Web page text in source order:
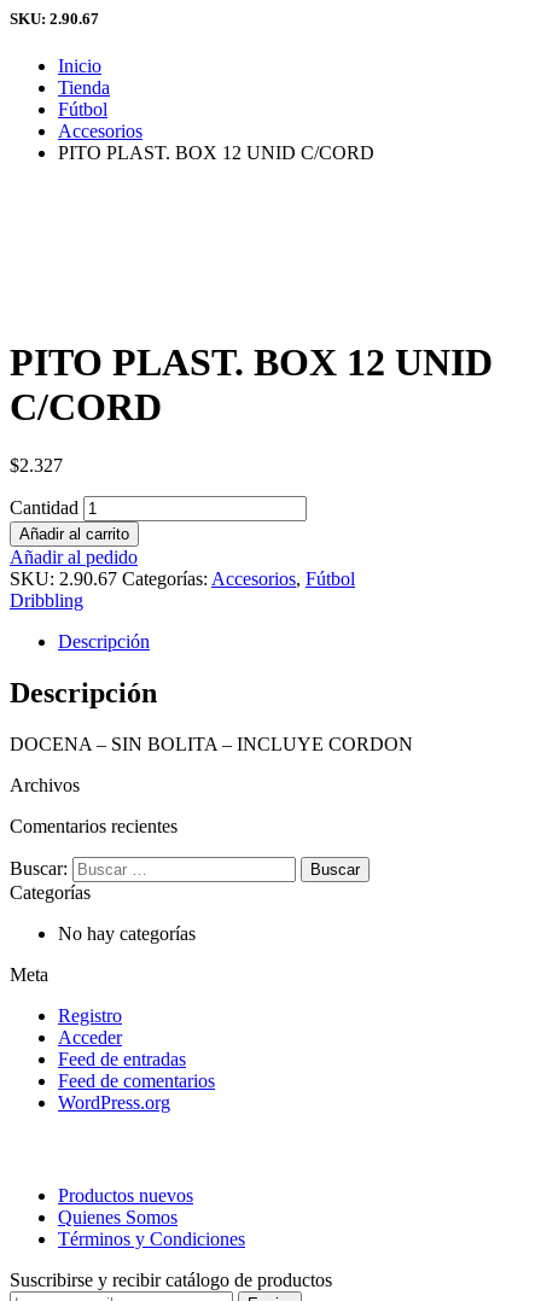
SKU: 2.90.67
Inicio
Tienda
Fútbol
Accesorios
PITO PLAST. BOX 12 UNID C/CORD
PITO PLAST. BOX 12 UNID
C/CORD
$2.327
Cantidad
Añadir al carrito
Añadir al pedido
SKU: 2.90.67 Categorías: Accesorios, Fútbol
Dribbling
Descripción
Descripción
DOCENA – SIN BOLITA – INCLUYE CORDON
Archivos
Comentarios recientes
Buscar:
Categorías
No hay categorías
Meta
Registro
Acceder
Feed de entradas
Feed de comentarios
WordPress.org
Productos nuevos
Quienes Somos
Términos y Condiciones
Suscribirse y recibir catálogo de productos